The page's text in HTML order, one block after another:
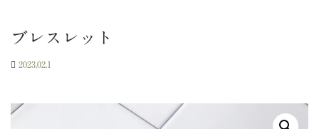
ブレスレット
2023.02.1